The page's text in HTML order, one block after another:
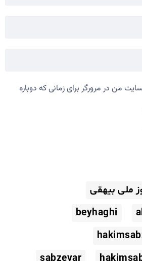
من در مرورگر برای زمانی که دوباره
beyhaghi
sabzevar